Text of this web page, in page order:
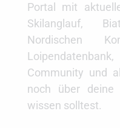
Portal mit
Skilanglauf,
Nordischen
Community und
noch über deine
wissen solltest.